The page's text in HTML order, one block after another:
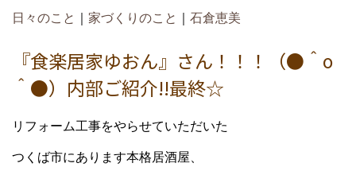
日々のこと
家づくりのこと 石倉恵美
『食楽居家ゆおん』さん！！！（●＾o
＾●）内部ご紹介!!最終☆
リフォーム工事をやらせていただいた
つくば市にあります本格居酒屋、